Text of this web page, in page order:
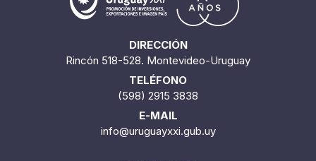
DIRECCIÓN
Rincón 518-528. Montevideo-Uruguay
TELÉFONO
(598) 2915 3838
E-MAIL
info@uruguayxxi.gub.uy